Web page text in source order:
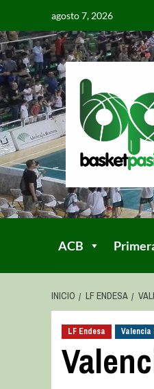
agosto 7, 2026
ACB
INICIO LF ENDESA
LF Endesa Valencia